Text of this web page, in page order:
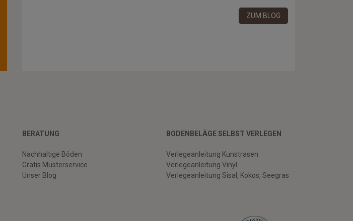
ZUM BLOG
BERATUNG
Nachhaltige Böden
Gratis Musterservice
Unser Blog
BODENBELÄGE SELBST VERLEGEN
Verlegeanleitung Kunstrasen
Verlegeanleitung Vinyl
Verlegeanleitung Sisal, Kokos, Seegras